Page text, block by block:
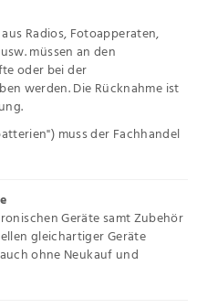
Radios, Fotoapperaten,
müssen an den
oder bei der
werden. Die Rücknahme ist
muss der Fachhandel
Geräte samt Zubehör
gleichartiger Geräte
ohne Neukauf und